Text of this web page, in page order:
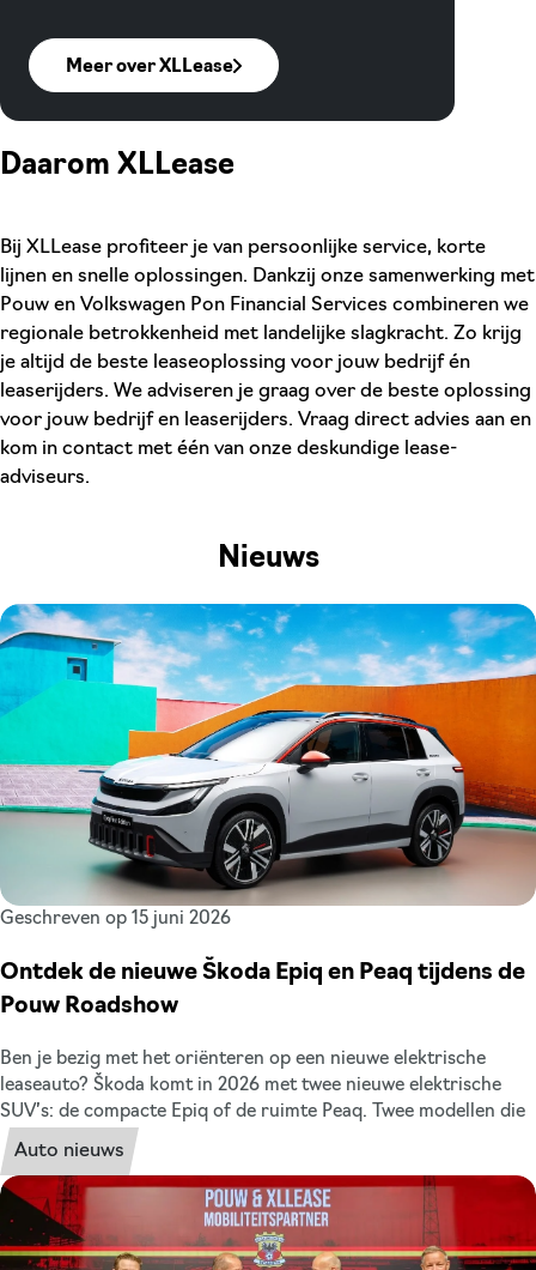
Daarom XLLease
Bij XLLease profiteer je van persoonlijke service, korte
lijnen en snelle oplossingen. Dankzij onze samenwerking met
Pouw en Volkswagen Pon Financial Services combineren we
regionale betrokkenheid met landelijke slagkracht. Zo krijg
je altijd de beste leaseoplossing voor jouw bedrijf én
leaserijders. We adviseren je graag over de beste oplossing
voor jouw bedrijf en leaserijders. Vraag direct advies aan en
kom in contact met één van onze deskundige lease-
adviseurs.
Meer over XLLease
Nieuws
Geschreven op 15 juni 2026
Ontdek de nieuwe Škoda Epiq en Peaq tijdens de
Pouw Roadshow
Ben je bezig met het oriënteren op een nieuwe elektrische
leaseauto? Škoda komt in 2026 met twee nieuwe elektrische
SUV’s: de compacte Epiq of de ruimte Peaq. Twee modellen die
binnen de zakelijke lease veel leaserijders gaat aanspreken. De
Škoda Epiq en de Škoda Peaq zijn in juni en juli exclusief te
bekijken bij Pouw tijdens de roadshows, nog voordat ze officieel
in de showroom staan. Weten of het model wat voor jou is?
Meld je aan en kom de modellen in het echt bewonderen!
Auto nieuws